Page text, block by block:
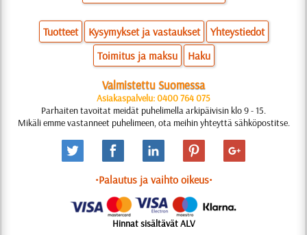
Tuotteet Kysymykset ja vastaukset
Yhteystiedot
Toimitus ja maksu
Haku
Valmistettu Suomessa
Asiakaspalvelu: 0400 764 075
Parhaiten tavoitat meidät puhelimella arkipäivisin klo 9 - 15.
Mikäli emme vastanneet puhelimeen, ota meihin yhteyttä sähköpostitse.
•Palautus ja vaihto oikeus•
Hinnat sisältävät ALV